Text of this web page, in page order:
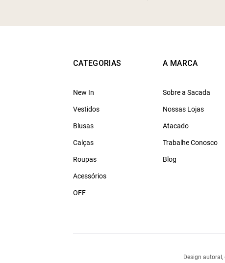
CATEGORIAS
New In
Vestidos
Blusas
Calças
Roupas
Acessórios
OFF
A MARCA
Sobre a Sacada
Nossas Lojas
Atacado
Trabalhe Conosco
Blog
Design